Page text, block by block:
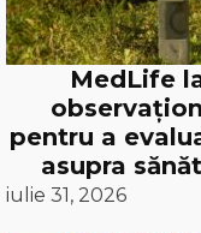
MedLife
pentru a
asupra
iulie 31, 2026